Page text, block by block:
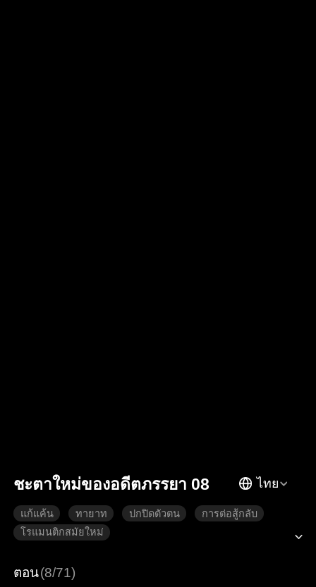
ชะตาใหม่ของอดีตภรรยา 08 ไทย
แก้แค้น ทายาท ปกปิดตัวตน
การต่อสู้กลับ
โรแมนติกสมัยใหม่
ตอน(8/71)